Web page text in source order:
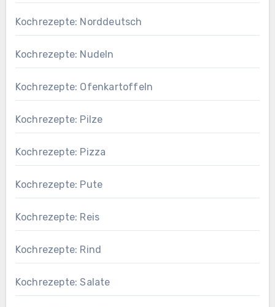
Kochrezepte: Norddeutsch
Kochrezepte: Nudeln
Kochrezepte: Ofenkartoffeln
Kochrezepte: Pilze
Kochrezepte: Pizza
Kochrezepte: Pute
Kochrezepte: Reis
Kochrezepte: Rind
Kochrezepte: Salate